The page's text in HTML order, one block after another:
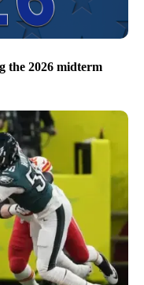
the 2026 midterm